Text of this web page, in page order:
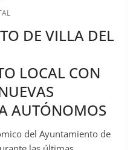
DE VILLA DEL
LOCAL CON
AUTÓNOMOS
del Ayuntamiento de